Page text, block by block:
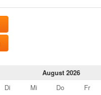
August 2026
Di Mi Do Fr